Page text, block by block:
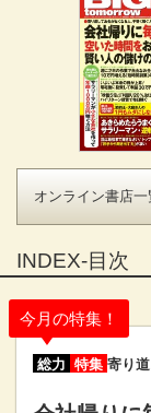
オンライン書店一
INDEX-目次
今月の特集！
総力 特集 寄り